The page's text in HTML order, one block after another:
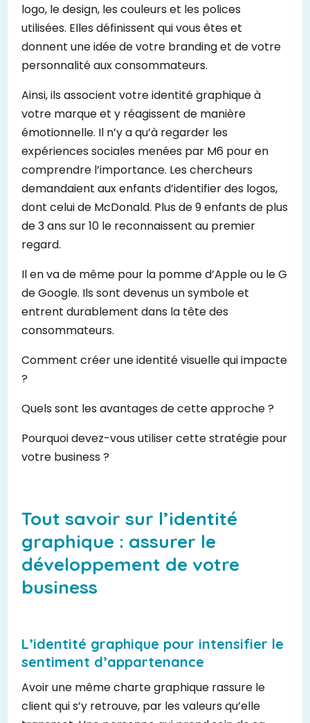
logo, le design, les couleurs et les polices
utilisées. Elles définissent qui vous êtes et
donnent une idée de votre branding et de votre
personnalité aux consommateurs.
Ainsi, ils associent votre identité graphique à
votre marque et y réagissent de manière
émotionnelle. Il n’y a qu’à regarder les
expériences sociales menées par M6 pour en
comprendre l’importance. Les chercheurs
demandaient aux enfants d’identifier des logos,
dont celui de McDonald. Plus de 9 enfants de plus
de 3 ans sur 10 le reconnaissent au premier
regard.
Il en va de même pour la pomme d’Apple ou le G
de Google. Ils sont devenus un symbole et
entrent durablement dans la tête des
consommateurs.
Comment créer une identité visuelle qui impacte
?
Quels sont les avantages de cette approche ?
Pourquoi devez-vous utiliser cette stratégie pour
votre business ?
Tout savoir sur l’identité
graphique : assurer le
développement de votre
business
L’identité graphique pour intensifier le
sentiment d’appartenance
Avoir une même charte graphique rassure le
client qui s’y retrouve, par les valeurs qu’elle